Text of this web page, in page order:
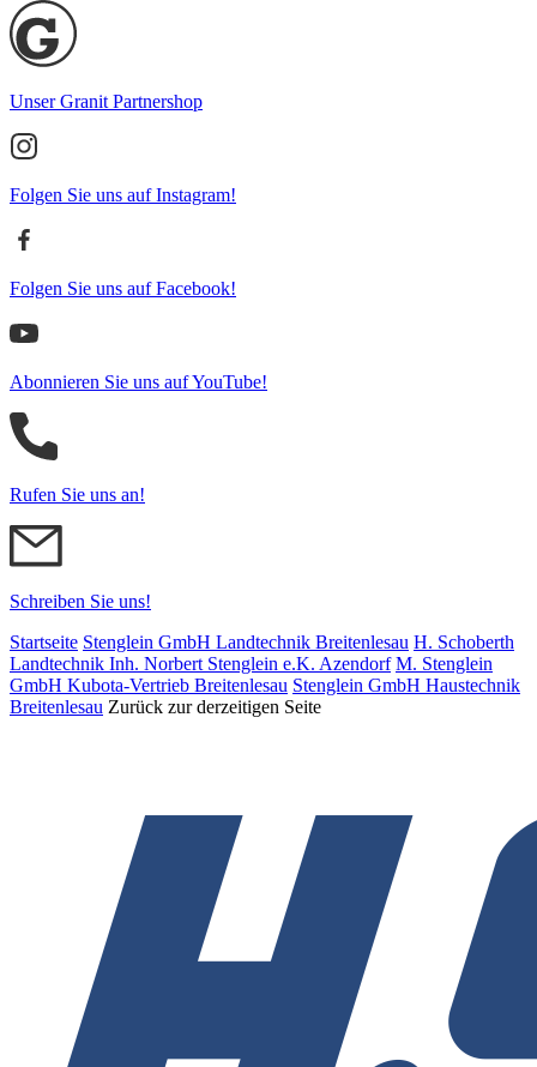
Unser Granit Partnershop
Folgen Sie uns auf Instagram!
Folgen Sie uns auf Facebook!
Abonnieren Sie uns auf YouTube!
Rufen Sie uns an!
Schreiben Sie uns!
Startseite Stenglein GmbH Landtechnik Breitenlesau H. Schoberth
Land­tech­nik Inh. Norbert Stenglein e.K. Azendorf M. Stenglein
GmbH Kubota-Vertrieb Breitenlesau Stenglein GmbH Haustechnik
Breitenlesau Zurück zur derzeitigen Seite